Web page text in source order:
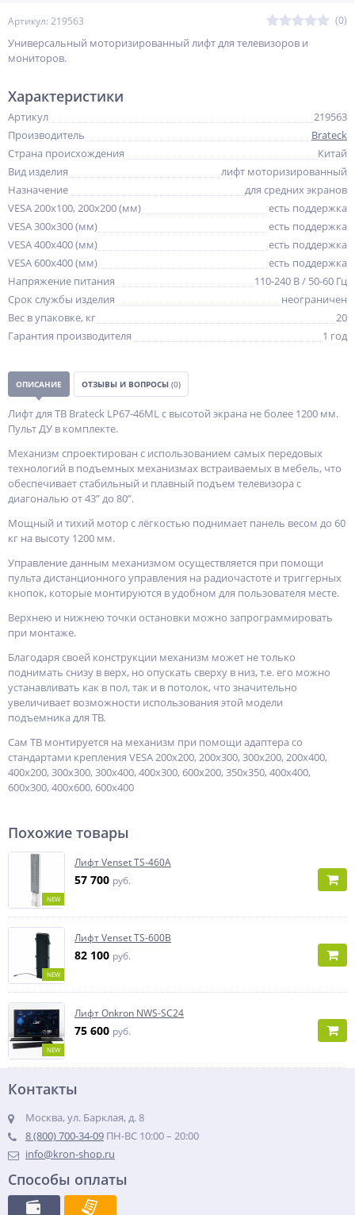
Артикул: 219563 (0)
Универсальный моторизированный лифт для телевизоров и
мониторов.
Характеристики
Артикул
219563
Производитель
Brateck
Страна происхождения
Китай
Вид изделия
лифт моторизированный
Назначение
для средних экранов
VESA 200x100, 200x200 (мм)
есть поддержка
VESA 300x300 (мм)
есть поддержка
VESA 400x400 (мм)
есть поддержка
VESA 600x400 (мм)
есть поддержка
Напряжение питания
110-240 В / 50-60 Гц
Срок службы изделия
неограничен
Вес в упаковке, кг
20
Гарантия производителя
1 год
ОПИСАНИЕ ОТЗЫВЫ И ВОПРОСЫ (0)
Лифт для ТВ Brateck LP67-46ML с высотой экрана не более 1200 мм.
Пульт ДУ в комплекте.
Механизм спроектирован с использованием самых передовых
технологий в подъемных механизмах встраиваемых в мебель, что
обеспечивает стабильный и плавный подъем телевизора с
диагональю от 43” до 80”.
Мощный и тихий мотор с лёгкостью поднимает панель весом до 60
кг на высоту 1200 мм.
Управление данным механизмом осуществляется при помощи
пульта дистанционного управления на радиочастоте и триггерных
кнопок, которые монтируются в удобном для пользователя месте.
Верхнею и нижнею точки остановки можно запрограммировать
при монтаже.
Благодаря своей конструкции механизм может не только
поднимать снизу в верх, но опускать сверху в низ, т.е. его можно
устанавливать как в пол, так и в потолок, что значительно
увеличивает возможности использования этой модели
подъемника для ТВ.
Сам ТВ монтируется на механизм при помощи адаптера со
стандартами крепления VESA 200x200, 200x300, 300x200, 200x400,
400x200, 300x300, 300x400, 400x300, 600x200, 350x350, 400x400,
600x300, 400x600, 600x400
Похожие товары
NEW
Лифт Venset TS-460A
57 700 руб.
NEW
Лифт Venset TS-600B
82 100 руб.
NEW
Лифт Onkron NWS-SC24
75 600 руб.
Контакты
Москва, ул. Барклая, д. 8
8 (800) 700-34-09 ПН-ВС 10:00 – 20:00
info@kron-shop.ru
Способы оплаты